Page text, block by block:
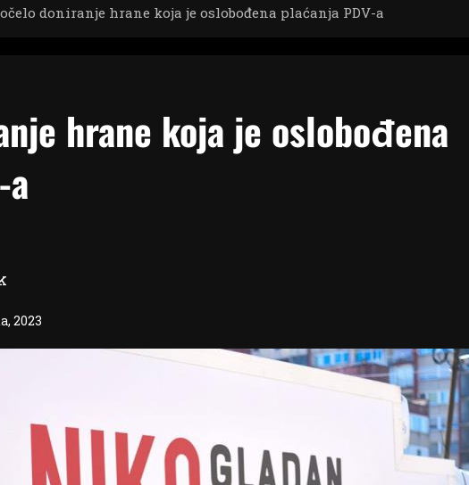
doniranje hrane koja je oslobođena plaćanja PDV-a
hrane koja je oslobođena
2023